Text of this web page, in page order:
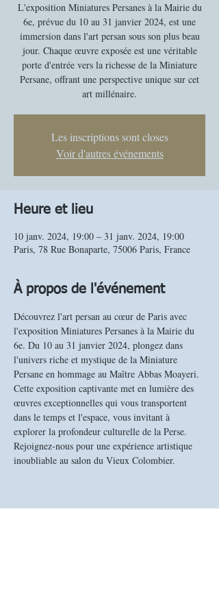
L'exposition Miniatures Persanes à la Mairie du
6e, prévue du 10 au 31 janvier 2024, est une
immersion dans l'art persan sous son plus beau
jour. Chaque œuvre exposée est une véritable
porte d'entrée vers la richesse de la Miniature
Persane, offrant une perspective unique sur cet
art millénaire.
Les inscriptions sont closes
Voir d'autres événements
Heure et lieu
10 janv. 2024, 19:00 – 31 janv. 2024, 19:00
Paris, 78 Rue Bonaparte, 75006 Paris, France
À propos de l'événement
Découvrez l'art persan au cœur de Paris avec
l'exposition Miniatures Persanes à la Mairie du
6e. Du 10 au 31 janvier 2024, plongez dans
l'univers riche et mystique de la Miniature
Persane en hommage au Maître Abbas Moayeri.
Cette exposition captivante met en lumière des
œuvres exceptionnelles qui vous transportent
dans le temps et l'espace, vous invitant à
explorer la profondeur culturelle de la Perse.
Rejoignez-nous pour une expérience artistique
inoubliable au salon du Vieux Colombier.